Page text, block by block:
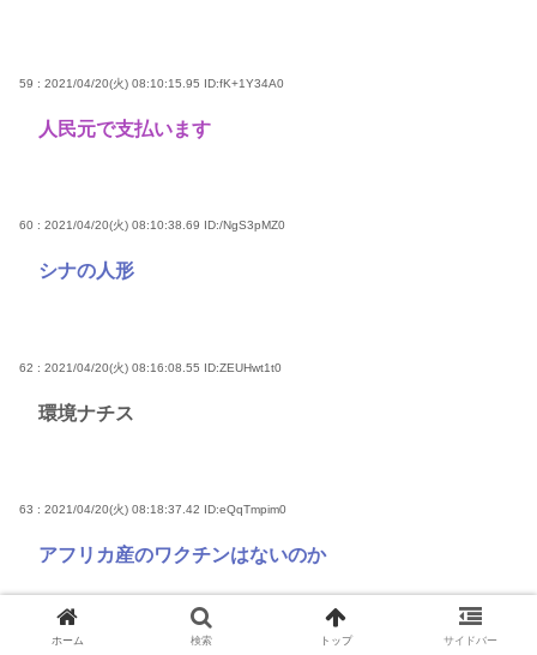
59 : 2021/04/20(火) 08:10:15.95 ID:fK+1Y34A0
人民元で支払います
60 : 2021/04/20(火) 08:10:38.69 ID:/NgS3pMZ0
シナの人形
62 : 2021/04/20(火) 08:16:08.55 ID:ZEUHwt1t0
環境ナチス
63 : 2021/04/20(火) 08:18:37.42 ID:eQqTmpim0
アフリカ産のワクチンはないのか
ホーム 検索 トップ サイドバー